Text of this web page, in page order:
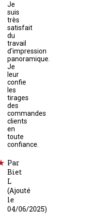
Je
suis
très
satisfait
du
travail
d'impression
panoramique.
Je
leur
confie
les
tirages
des
commandes
clients
en
toute
confiance.
Par
Biet
L
(Ajouté
le
04/06/2025)